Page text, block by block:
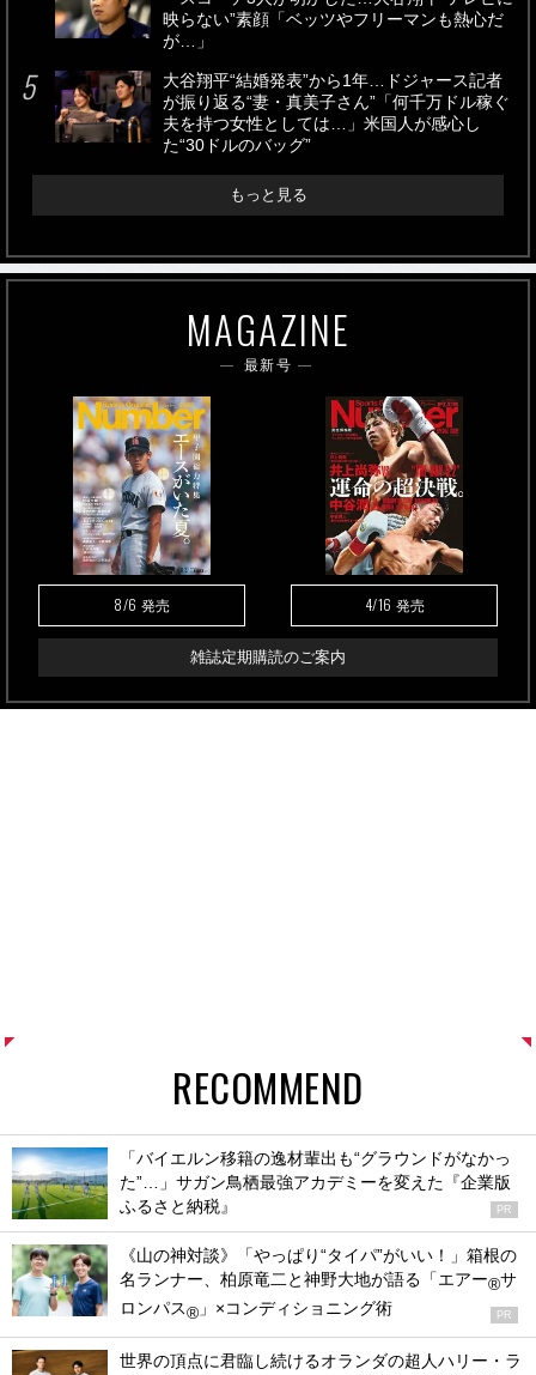
映らない”素顔「ベッツやフリーマンも熱心だ
が…」
大谷翔平“結婚発表”から1年…ドジャース記者
が振り返る“妻・真美子さん”「何千万ドル稼ぐ
夫を持つ女性としては…」米国人が感心し
た“30ドルのバッグ”
もっと見る
MAGAZINE
最新号
8/6 発売 4/16 発売
雑誌定期購読のご案内
RECOMMEND
「バイエルン移籍の逸材輩出も“グラウンドがなかっ
た”…」サガン鳥栖最強アカデミーを変えた『企業版
ふるさと納税』
PR
《山の神対談》「やっぱり“タイパ”がいい！」箱根の
名ランナー、柏原竜二と神野大地が語る「エアー®サ
ロンパス® 」×コンディショニング術 PR
世界の頂点に君臨し続けるオランダの超人ハリー・ラ